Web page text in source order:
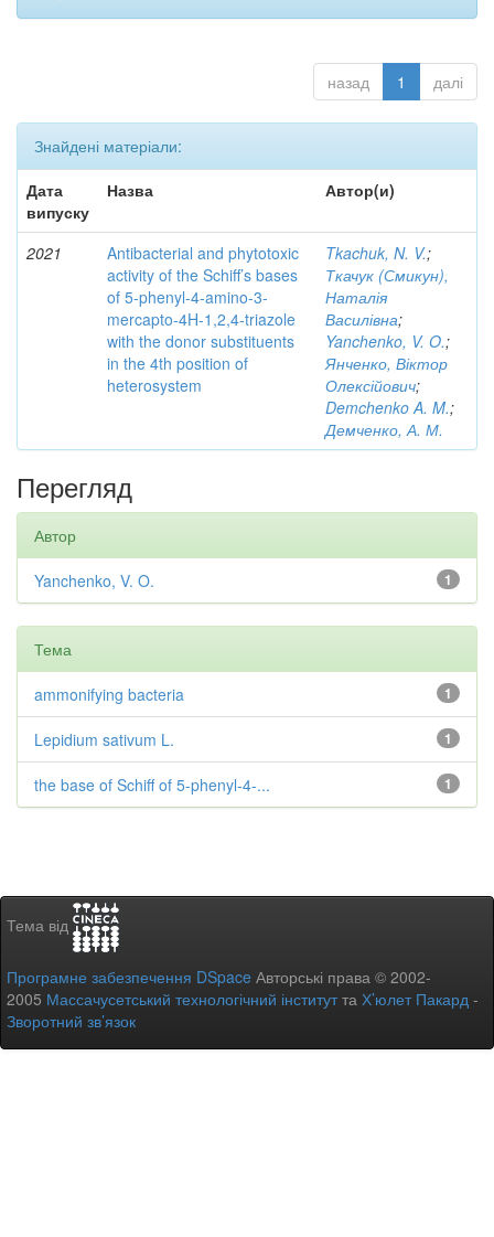
назад 1 далі
Знайдені матеріали:
Дата
випуску
Назва Автор(и)
2021
Antibacterial and phytotoxic
activity of the Schiff’s bases
of 5-phenyl-4-amino-3-
mercapto-4H-1,2,4-triazole
with the donor substituents
in the 4th position of
heterosystem
Tkachuk, N. V.;
Ткачук (Смикун),
Наталія
Василівна;
Yanchenko, V. O.;
Янченко, Віктор
Олексійович;
Demchenko A. M.;
Демченко, А. М.
Перегляд
Автор
1
Yanchenko, V. O.
Тема
1
ammonifying bacteria
1
Lepidium sativum L.
1
the base of Schiff of 5-phenyl-4-...
Тема від
Програмне забезпечення DSpace Авторські права © 2002-
2005 Массачусетський технологічний інститутта Х’юлет Пакард -
Зворотний зв’язок